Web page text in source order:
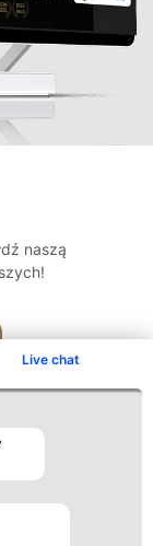
Live chat
naszą